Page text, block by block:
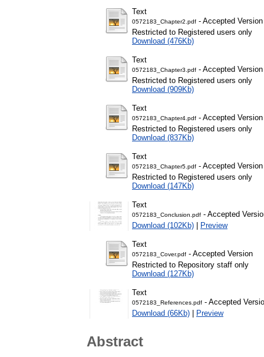
Text
0572183_Chapter2.pdf - Accepted Version
Restricted to Registered users only
Download (476Kb)
Text
0572183_Chapter3.pdf - Accepted Version
Restricted to Registered users only
Download (909Kb)
Text
0572183_Chapter4.pdf - Accepted Version
Restricted to Registered users only
Download (837Kb)
Text
0572183_Chapter5.pdf - Accepted Version
Restricted to Registered users only
Download (147Kb)
Text
0572183_Conclusion.pdf - Accepted
Download (102Kb) | Preview
Text
0572183_Cover.pdf - Accepted Version
Restricted to Repository staff only
Download (127Kb)
Text
0572183_References.pdf - Accepted
Download (66Kb) | Preview
Abstract